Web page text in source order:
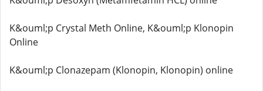
K&ouml;p Crystal Meth Online, K&ouml;p Klonopin
Online
K&ouml;p Clonazepam (Klonopin, Klonopin) online